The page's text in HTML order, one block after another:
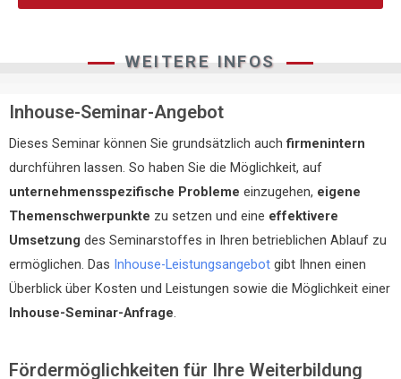
WEITERE INFOS
Inhouse-Seminar-Angebot
Dieses Seminar können Sie grundsätzlich auchfirmenintern
durchführen lassen. So haben Sie die Möglichkeit, auf
unternehmensspezifische Probleme einzugehen, eigene
Themenschwerpunkte zu setzen und eine effektivere
Umsetzung des Seminarstoffes in Ihren betrieblichen Ablauf zu
ermöglichen. Das Inhouse-Leistungsangebot gibt Ihnen einen
Überblick über Kosten und Leistungen sowie die Möglichkeit einer
Inhouse-Seminar-Anfrage.
Fördermöglichkeiten für Ihre Weiterbildung